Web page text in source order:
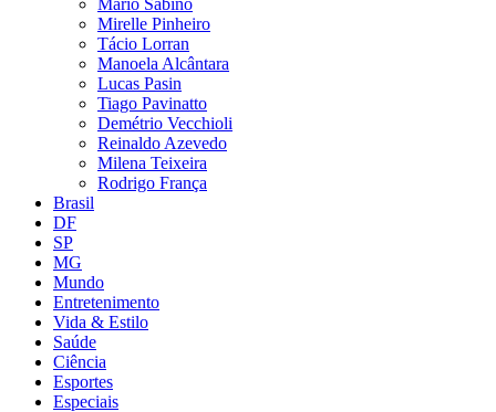
Mirelle Pinheiro
Tácio Lorran
Manoela Alcântara
Lucas Pasin
Tiago Pavinatto
Demétrio Vecchioli
Reinaldo Azevedo
Milena Teixeira
Rodrigo França
Brasil
DF
SP
MG
Mundo
Entretenimento
Vida & Estilo
Saúde
Ciência
Esportes
Especiais